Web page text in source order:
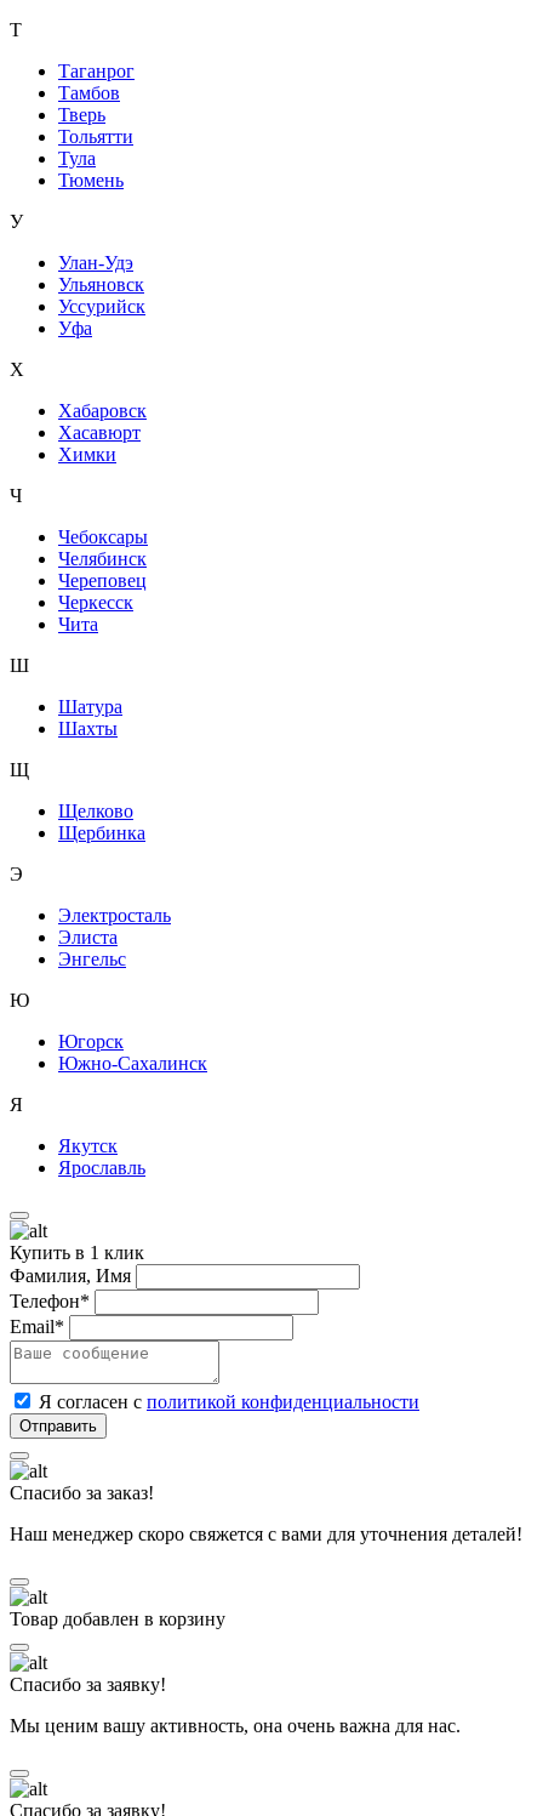
Т
Таганрог
Тамбов
Тверь
Тольятти
Тула
Тюмень
У
Улан-Удэ
Ульяновск
Уссурийск
Уфа
Х
Хабаровск
Хасавюрт
Химки
Ч
Чебоксары
Челябинск
Череповец
Черкесск
Чита
Ш
Шатура
Шахты
Щ
Щелково
Щербинка
Э
Электросталь
Элиста
Энгельс
Ю
Югорск
Южно-Сахалинск
Я
Якутск
Ярославль
Купить в 1 клик
Фамилия, Имя
Телефон*
Email*
Я согласен с политикой конфиденциальности
Спасибо за заказ!
Наш менеджер скоро свяжется с вами для уточнения деталей!
Товар добавлен в корзину
Спасибо за заявку!
Мы ценим вашу активность, она очень важна для нас.
Спасибо за заявку!